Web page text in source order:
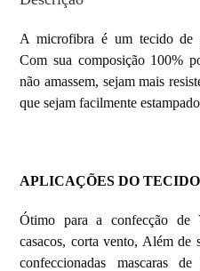
A microfibra é um tecido de
Com sua composição 100%
não amassem, sejam mais
que sejam facilmente
APLICAÇÕES DO
Ótimo para a confecção de
casacos, corta vento, Além de
confeccionadas mascaras